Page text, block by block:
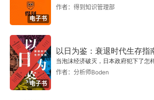
3.史学的求真与致用
4.两种不同的史学范型
五、公元前4世纪至前3世纪的史学
1.色诺芬
电子书
作者：得到知识管理部
电子书
以日为鉴：衰退时代生存指
当泡沫经济破灭，日本政府犯下了怎
作者：分析师Boden